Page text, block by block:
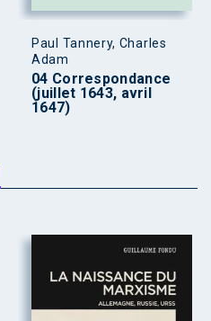
Paul Tannery, Charles
Adam
04 Correspondance
(juillet 1643, avril
1647)